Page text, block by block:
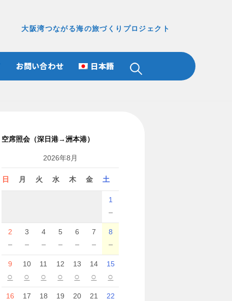
大阪湾つながる海の旅づくりプロジェクト
お問い合わせ 日本語
検
空席照会（深日港→洲本港）
2026年8月
日 月 火 水 木 金 土
1
－
2
－
3
－
4
－
5
－
6
－
7
－
8
－
9
○
10
○
11
○
12
○
13
○
14
○
15
○
16 17 18 19 20 21 22